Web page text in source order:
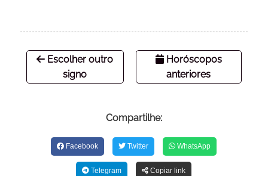
Escolher outro
signo
Horóscopos
anteriores
Compartilhe:
Facebook Twitter WhatsApp
Telegram Copiar link